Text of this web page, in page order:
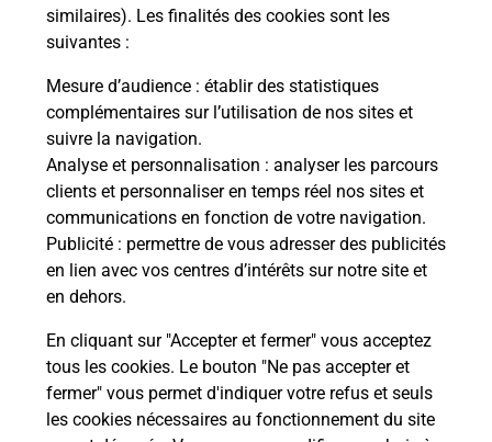
similaires). Les finalités des cookies sont les
suivantes :
Mesure d’audience : établir des statistiques
complémentaires sur l’utilisation de nos sites et
suivre la navigation.
Analyse et personnalisation : analyser les parcours
clients et personnaliser en temps réel nos sites et
communications en fonction de votre navigation.
Publicité : permettre de vous adresser des publicités
en lien avec vos centres d’intérêts sur notre site et
en dehors.
En cliquant sur "Accepter et fermer" vous acceptez
tous les cookies. Le bouton "Ne pas accepter et
fermer" vous permet d'indiquer votre refus et seuls
les cookies nécessaires au fonctionnement du site
Malin !
La Poste
en ligne
Ouvert 24h/24
En savoir plus
SURESNES
CONSIGNE PICKUP U EXPRESS SURESNES